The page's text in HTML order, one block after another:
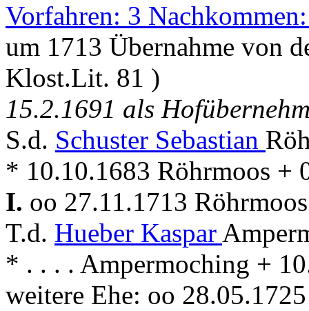
Vorfahren: 3
um 1713 Übernahme von
Klost.Lit. 81 )
15.2.1691 als
S.d. Schuster Sebastian
* 10.10.1683 Röhrmoos +
I. oo 27.11.1713
T.d. Hueber Kaspar
* . . . . Ampermoching +
weitere Ehe: oo